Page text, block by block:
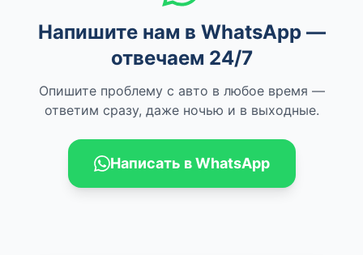
Напишите нам в WhatsApp —
отвечаем 24/7
Опишите проблему с авто в любое время —
ответим сразу, даже ночью и в выходные.
Написать в WhatsApp